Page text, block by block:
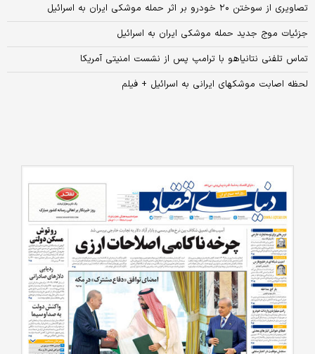
تصاویری از سوختن ۲۰ خودرو بر اثر حمله موشکی ایران به اسرائیل
جزئیات موج جدید حمله موشکی ایران به اسرائیل
تماس تلفنی نتانیاهو با ترامپ پس از نشست امنیتی آمریکا
لحظه اصابت موشکهای ایرانی به اسرائیل + فیلم